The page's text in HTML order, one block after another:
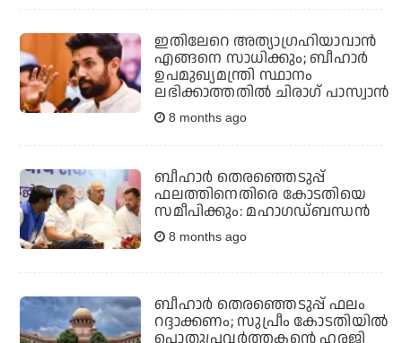
ഇതിലേറെ അത്യാഗ്രഹിയാവാന്‍
എങ്ങനെ സാധിക്കും; ബീഹാര്‍
ഉപമുഖ്യമന്ത്രി സ്ഥാനം
ലഭിക്കാത്തതില്‍ ചിരാഗ് പാസ്വാന്‍
8 months ago
ബീഹാര്‍ തെരഞ്ഞെടുപ്പ്
ഫലത്തിനെതിരെ കോടതിയെ
സമീപിക്കും: മഹാഗഡ്ബന്ധന്‍
8 months ago
ബീഹാര്‍ തെരഞ്ഞെടുപ്പ് ഫലം
റദ്ദാക്കണം; സുപ്രീം കോടതിയില്‍